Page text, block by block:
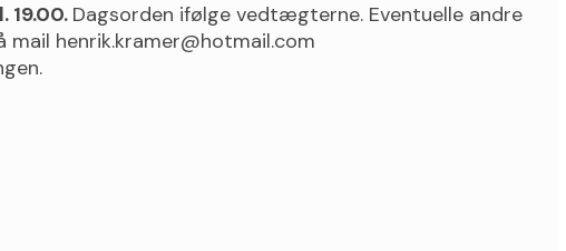
19.00. Dagsorden ifølge vedtægterne. Eventuelle andre
henrik.kramer@hotmail.com